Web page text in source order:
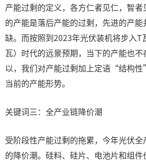
产能过剩的定义，各方仁者见仁，智
的产能是落后产能的过剩，先进的产
缺。而按照到2023年光伏装机将步入T
瓦）时代的远景预期，当下的产能也
以，我们对产能过剩加上定语“结构
当前的产能形势。
关键词三：全产业链降价潮
受阶段性产能过剩的拖累，今年光伏
的降价潮。硅料、硅片、电池片和组